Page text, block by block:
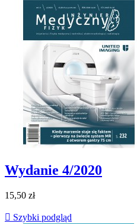
Wydanie 4/2020
15,50 zł
 Szybki podgląd